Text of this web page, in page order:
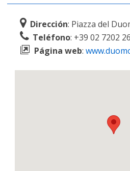
Dirección: Piazza del
Teléfono: +39 02 7202
Página web: